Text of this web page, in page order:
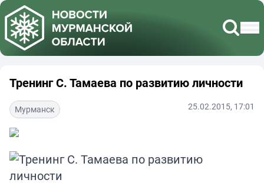
Тренинг С. Тамаева по развитию личности
Мурманск 25.02.2015, 17:01